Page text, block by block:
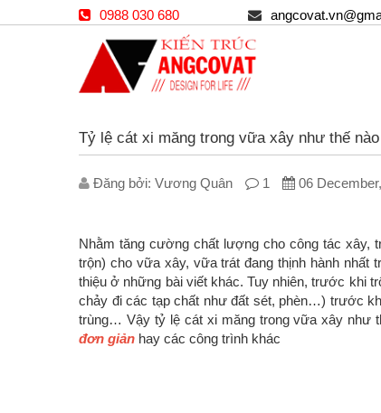
0988 030 680
Tỷ lệ cát xi măng trong vữa xây như thế
Đăng bởi: V­ương Quân 1 06
Nhằm tăng cường chất lượng cho công tác xây,
trộn) cho vữa xây, vữa trát đang thịnh hành
thiệu ở những bài viết khác. Tuy nhiên, trước khi
chảy đi các tạp chất như đất sét, phèn…) trước
trùng… Vậy tỷ lệ cát xi măng trong vữa xây như
đơn giản hay các công trình khác